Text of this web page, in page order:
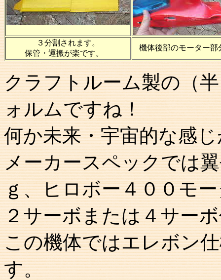
３分割されます。
保管・運搬が楽です。
機体後部のモーター部
クラフトルーム製の（
ォルムですね！
何か未来・宇宙的な感
メーカースペックでは
ｇ、ヒロボー４００モ
２サーボまたは４サー
この機体ではエレボン
す。